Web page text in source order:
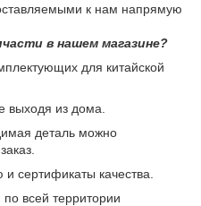
к нам напрямую
в нашем магазине?
для китайской
выходя из дома.
деталь можно
сертификаты качества.
по всей территории